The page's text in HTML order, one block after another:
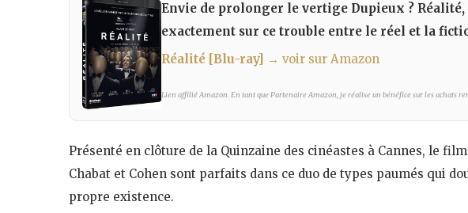
Envie de prolonger le vertige Dupieux ? Réalité,
exactement sur ce trouble entre le réel et la
Réalité [Blu-ray] → voir sur Amazon
Lien affilié Amazon. En tant que Partenaire Amazon, je réalise un bénéfice sur les achats
Présenté en clôture de la Quinzaine des cinéastes à Cannes, le
Chabat et Cohen sont parfaits dans ce duo de types paumés qui
propre existence.